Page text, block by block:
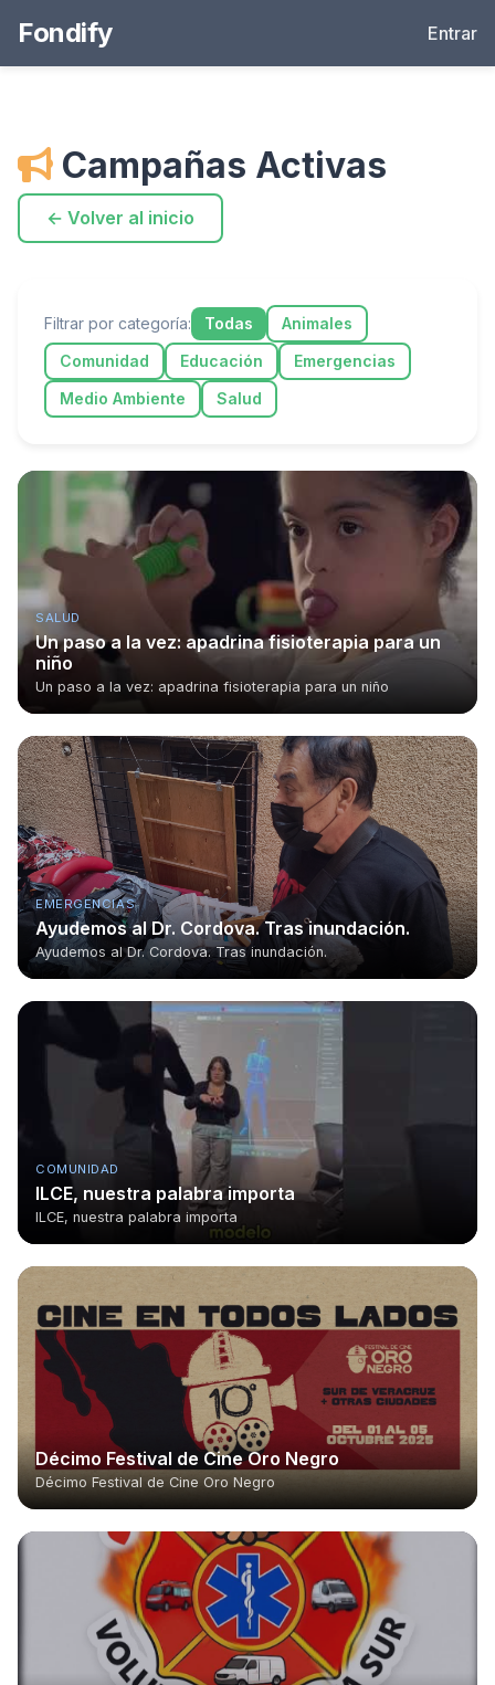
Fondify Entrar
Campañas Activas
← Volver al inicio
Filtrar por categoría: Todas
Animales
Comunidad
Educación
Emergencias
Medio Ambiente
Salud
SALUD
Un paso a la vez: apadrina fisioterapia para un
niño
Un paso a la vez: apadrina fisioterapia para un niño
EMERGENCIAS
Ayudemos al Dr. Cordova. Tras inundación.
Ayudemos al Dr. Cordova. Tras inundación.
COMUNIDAD
ILCE, nuestra palabra importa
ILCE, nuestra palabra importa
Décimo Festival de Cine Oro Negro
Décimo Festival de Cine Oro Negro